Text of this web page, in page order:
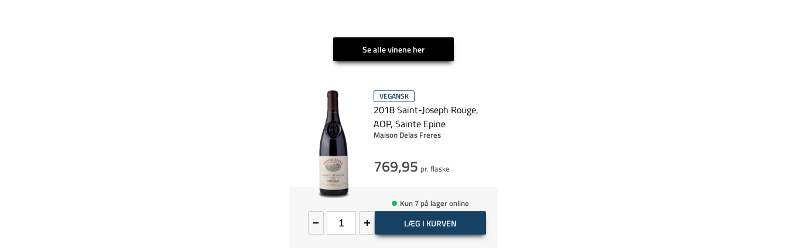
Se alle vinene her
VEGANSK
2018 Saint-Joseph Rouge,
AOP, Sainte Epine
Maison Delas Freres
769,95 pr. flaske
Kun 7 på lager online
LÆG I KURVEN